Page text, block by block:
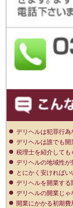
デリヘルは犯罪行
デリヘルは誰でも
税理士を紹介しても
デリヘルの地域性が
とにかく安ければい
デリヘルを開業する
デリヘルの開業じゃ
開業にかかる初期費